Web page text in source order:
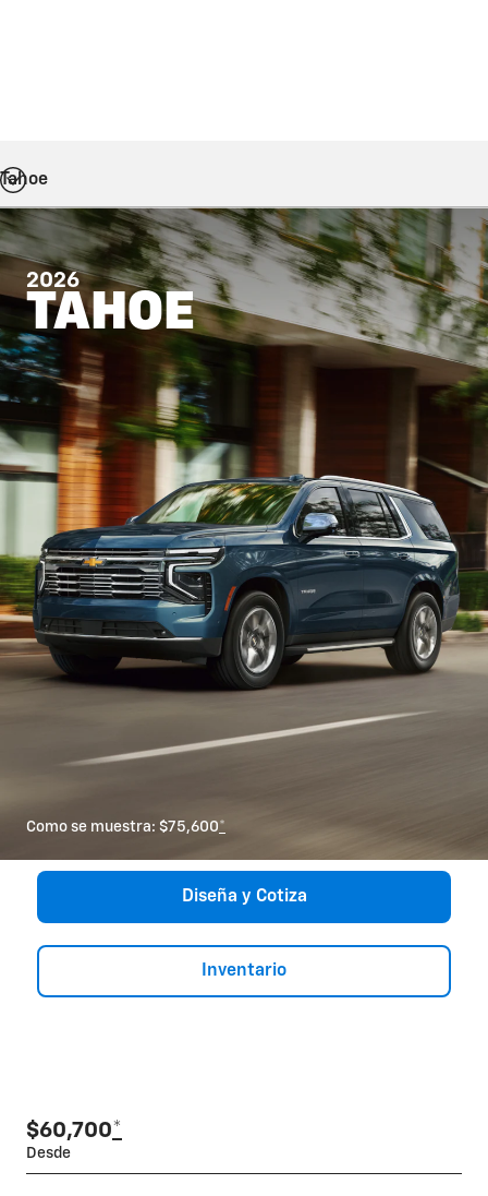
Tahoe
2026
TAHOE
Como se muestra: $75,600*
Diseña y Cotiza
Inventario
$60,700*
Desde